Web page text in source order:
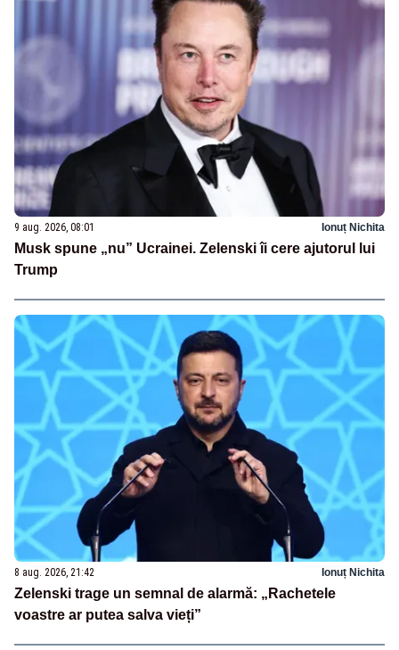
9 aug. 2026, 08:01 Ionuț Nichita
Musk spune „nu” Ucrainei. Zelenski îi cere ajutorul lui
Trump
8 aug. 2026, 21:42 Ionuț Nichita
Zelenski trage un semnal de alarmă: „Rachetele
voastre ar putea salva vieți”